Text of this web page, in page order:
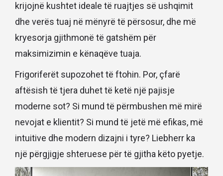
krijojnë kushtet ideale të ruajtjes së ushqimit
dhe verës tuaj në mënyrë të përsosur, dhe më
kryesorja gjithmonë të gatshëm për
maksimizimin e kënaqëve tuaja.
Frigoriferët supozohet të ftohin. Por, çfarë
aftësish të tjera duhet të ketë një pajisje
moderne sot? Si mund të përmbushen më mirë
nevojat e klientit? Si mund të jetë më efikas, më
intuitive dhe modern dizajni i tyre? Liebherr ka
një përgjigje shteruese për të gjitha këto pyetje.